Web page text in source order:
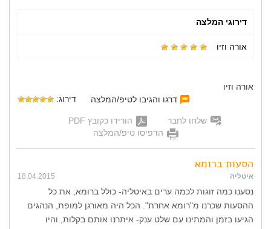
דירוגי המלצה
אורה וזיו
אורה וזיו
דרגו והגיבו לטיפ/המלצה
דירוג:
שלחו לחבר
הורידו כקובץ PDF
הדפיסו טיפ/המלצה
הסעות ברומא
איטליה 18.04.2015
נסענו כמה זוגות לכמה ערים באיטליה- כולל ברומא, את כל
ההסעות שכרנו מ"רומא אחרת". הכל היה מאורגן למופת, הנהגים
הגיעו בזמן והמתינו עם שלט ענק- איתרנו אותם בקלות, והיו